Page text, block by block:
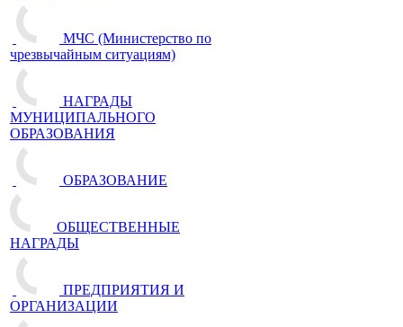
МЧС (Министерство по
чрезвычайным ситуациям)
НАГРАДЫ
МУНИЦИПАЛЬНОГО
ОБРАЗОВАНИЯ
ОБРАЗОВАНИЕ
ОБЩЕСТВЕННЫЕ
НАГРАДЫ
ПРЕДПРИЯТИЯ И
ОРГАНИЗАЦИИ